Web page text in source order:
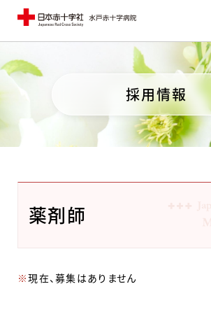
採用情報
薬剤師
※現在、募集はありません